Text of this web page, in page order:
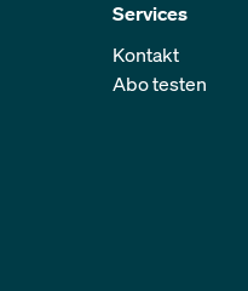
Services
Kontakt
Abo testen